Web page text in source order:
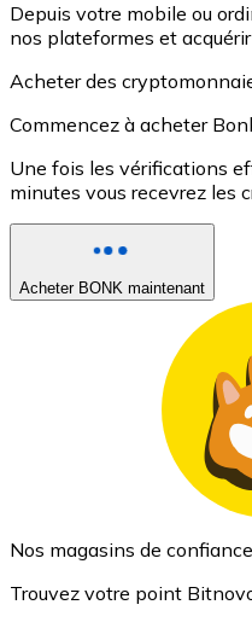
Depuis votre mobile ou
nos plateformes et
Acheter des
Commencez à acheter
Une fois les vérifications
minutes vous recevrez les
Acheter BONK maintenant
Nos magasins de confiance
Trouvez votre point